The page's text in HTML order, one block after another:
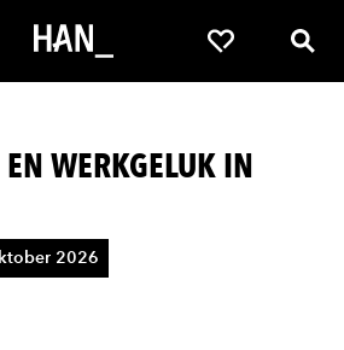
openen Favorieten
EN WERKGELUK IN
2026